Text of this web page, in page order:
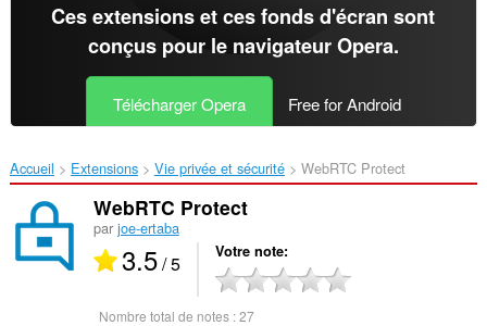
Ces extensions et ces fonds d'écran sont
conçus pour le navigateur Opera.
Télécharger Opera Free for Android
Accueil Extensions Vie privée et sécurité WebRTC Protect‎
WebRTC Protect
par joe-ertaba
3.5/ 5 Votre note
Nombre total de notes :27